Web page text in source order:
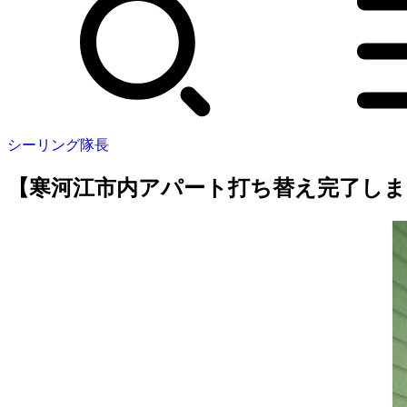
シーリング隊長
【寒河江市内アパート打ち替え完了し